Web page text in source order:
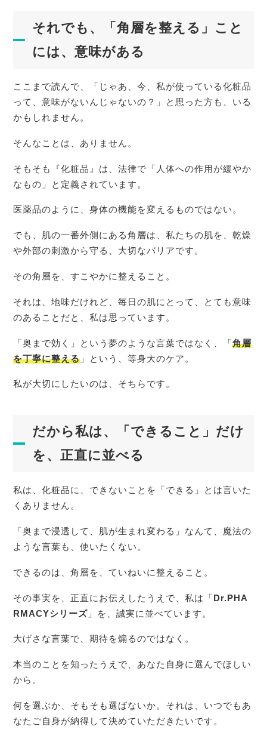
それでも、「角層を整える」こと
には、意味がある
ここまで読んで、「じゃあ、今、私が使っている化粧品
って、意味がないんじゃないの？」と思った方も、いる
かもしれません。
そんなことは、ありません。
そもそも『化粧品』は、法律で「人体への作用が緩やか
なもの」と定義されています。
医薬品のように、身体の機能を変えるものではない。
でも、肌の一番外側にある角層は、私たちの肌を、乾燥
や外部の刺激から守る、大切なバリアです。
その角層を、すこやかに整えること。
それは、地味だけれど、毎日の肌にとって、とても意味
のあることだと、私は思っています。
「奥まで効く」という夢のような言葉ではなく、「角層
を丁寧に整える 」という、等身大のケア。
私が大切にしたいのは、そちらです。
だから私は、「できること」だけ
を、正直に並べる
私は、化粧品に、できないことを「できる」とは言いた
くありません。
「奥まで浸透して、肌が生まれ変わる」なんて、魔法の
ような言葉も、使いたくない。
できるのは、角層を、ていねいに整えること。
その事実を、正直にお伝えしたうえで、私は「Dr.PHA
RMACYシリーズ 」を、誠実に並べています。
大げさな言葉で、期待を煽るのではなく。
本当のことを知ったうえで、あなた自身に選んでほしい
から。
何を選ぶか、そもそも選ばないか。それは、いつでもあ
なたご自身が納得して決めていただきたいです。